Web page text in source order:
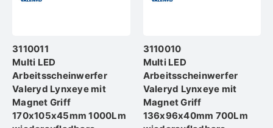
3110011
Multi LED
Arbeitsscheinwerfer
Valeryd Lynxeye mit
Magnet Griff
170x105x45mm 1000Lm
3110010
Multi LED
Arbeitsscheinwerfer
Valeryd Lynxeye mit
Magnet Griff
136x96x40mm 700Lm